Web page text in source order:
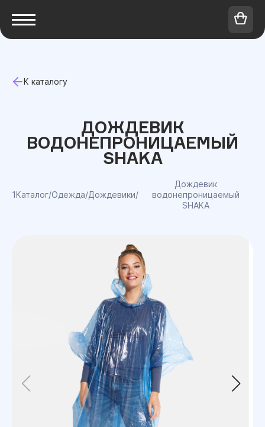
К каталогу
ДОЖДЕВИК
ВОДОНЕПРОНИЦАЕМЫЙ
SHAKA
1Каталог/Одежда/Дождевики/
Дождевик
водонепроницаемый
SHAKA